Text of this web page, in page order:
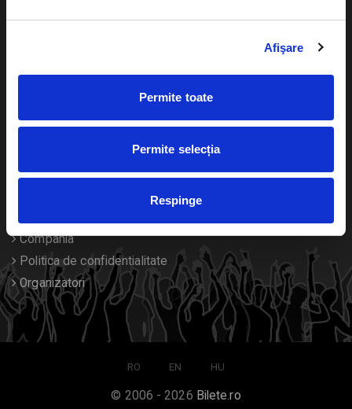
Afişare
Permite toate
Permite selecția
Respinge
Diverse
Despre noi
Contact
Compania
Politica de confidentialitate
Organizatori
RO EN HU
© 2006 - 2026 Bilete.ro